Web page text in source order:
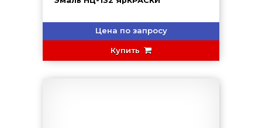
Цена по запросу
Купить